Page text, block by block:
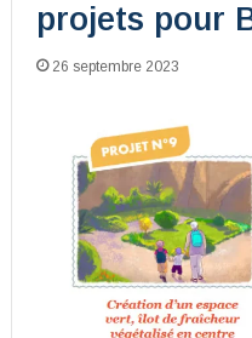
projets pour
26 septembre 2023